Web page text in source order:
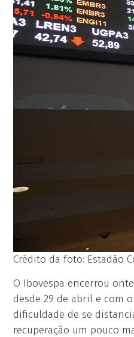
Crédito da foto: Estadão
O Ibovespa encerrou
desde 29 de abril e com
dificuldade de se
recuperação um pouco